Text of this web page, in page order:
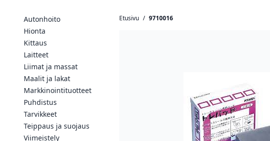
Autonhoito
Hionta
Kittaus
Laitteet
Liimat ja massat
Maalit ja lakat
Markkinointituotteet
Puhdistus
Tarvikkeet
Teippaus ja suojaus
Viimeistely
Etusivu / 9710016